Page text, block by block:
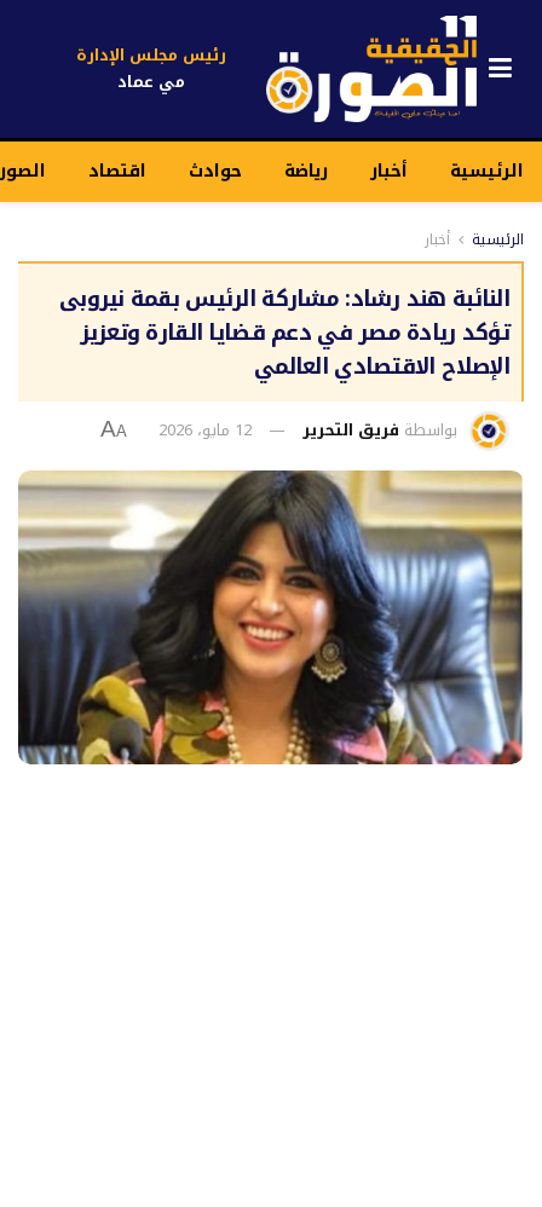
رئيس مجلس الإدارة
مي عماد
الرئيسية أخبار رياضة حوادث اقتصاد
الرئيسية أخبار
النائبة هند رشاد: مشاركة الرئيس بقمة نيروبى
تؤكد ريادة مصر في دعم قضايا القارة وتعزيز
الإصلاح الاقتصادي العالمي
بواسطة فريق التحرير 12 مايو، 2026 A
A